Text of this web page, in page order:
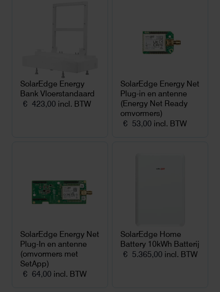
SolarEdge Energy
Bank Vloerstandaard
€ 423,00 incl. BTW
SolarEdge Energy Net
Plug-in en antenne
(Energy Net Ready
omvormers)
€ 53,00 incl. BTW
SolarEdge Energy Net
Plug-In en antenne
(omvormers met
SetApp)
€ 64,00 incl. BTW
SolarEdge Home
Battery 10kWh Batterij
€ 5.365,00 incl. BTW